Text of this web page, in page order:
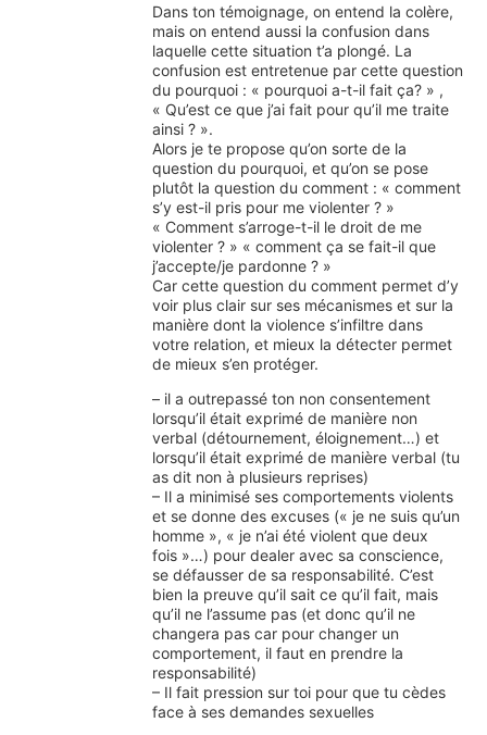
Dans ton témoignage, on entend la colère,
mais on entend aussi la confusion dans
laquelle cette situation t’a plongé. La
confusion est entretenue par cette question
du pourquoi : « pourquoi a-t-il fait ça? » ,
« Qu’est ce que j’ai fait pour qu’il me traite
ainsi ? ».
Alors je te propose qu’on sorte de la
question du pourquoi, et qu’on se pose
plutôt la question du comment : « comment
s’y est-il pris pour me violenter ? »
« Comment s’arroge-t-il le droit de me
violenter ? » « comment ça se fait-il que
j’accepte/je pardonne ? »
Car cette question du comment permet d’y
voir plus clair sur ses mécanismes et sur la
manière dont la violence s’infiltre dans
votre relation, et mieux la détecter permet
de mieux s’en protéger.
– il a outrepassé ton non consentement
lorsqu’il était exprimé de manière non
verbal (détournement, éloignement…) et
lorsqu’il était exprimé de manière verbal (tu
as dit non à plusieurs reprises)
– Il a minimisé ses comportements violents
et se donne des excuses (« je ne suis qu’un
homme », « je n’ai été violent que deux
fois »…) pour dealer avec sa conscience,
se défausser de sa responsabilité. C’est
bien la preuve qu’il sait ce qu’il fait, mais
qu’il ne l’assume pas (et donc qu’il ne
changera pas car pour changer un
comportement, il faut en prendre la
responsabilité)
– Il fait pression sur toi pour que tu cèdes
face à ses demandes sexuelles